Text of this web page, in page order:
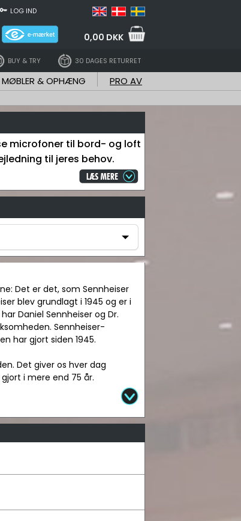
LOG IND
0,00 DKK
BUY & TRY 30 DAGES RETURRET
& OPHÆNG PRO AV
microfoner til bord- og loft
til jeres behov.
Det er det, som Sennheiser
blev grundlagt i 1945 og er i
Daniel Sennheiser og Dr.
Sennheiser-
har gjort siden 1945.
Det giver os hver dag
i mere end 75 år.